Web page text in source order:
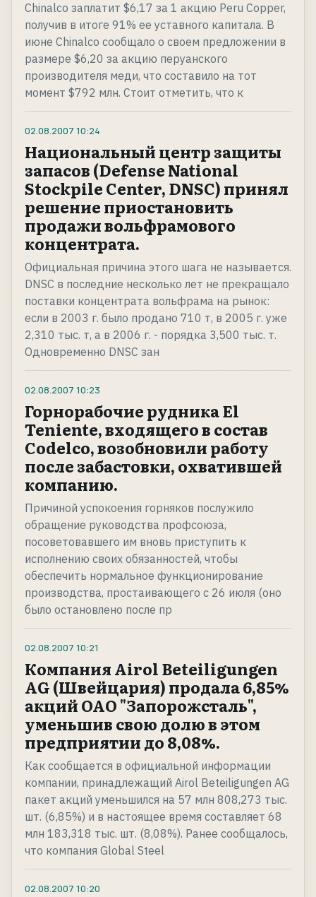
Chinalco заплатит $6,17 за 1 акцию Peru Copper,
получив в итоге 91% ее уставного капитала. В
июне Chinalco сообщало о своем предложении в
размере $6,20 за акцию перуанского
производителя меди, что составило на тот
момент $792 млн. Стоит отметить, что к
02.08.2007 10:24
Национальный центр защиты
запасов (Defense National
Stockpile Center, DNSC) принял
решение приостановить
продажи вольфрамового
концентрата.
Официальная причина этого шага не называется.
DNSC в последние несколько лет не прекращало
поставки концентрата вольфрама на рынок:
если в 2003 г. было продано 710 т, в 2005 г. уже
2,310 тыс. т, а в 2006 г. - порядка 3,500 тыс. т.
Одновременно DNSC зан
02.08.2007 10:23
Горнорабочие рудника El
Teniente, входящего в состав
Codelco, возобновили работу
после забастовки, охватившей
компанию.
Причиной успокоения горняков послужило
обращение руководства профсоюза,
посоветовавшего им вновь приступить к
исполнению своих обязанностей, чтобы
обеспечить нормальное функционирование
производства, простаивающего с 26 июля (оно
было остановлено после пр
02.08.2007 10:21
Компания Airol Beteiligungen
AG (Швейцария) продала 6,85%
акций ОАО "Запорожсталь",
уменьшив свою долю в этом
предприятии до 8,08%.
Как сообщается в официальной информации
компании, принадлежащий Airol Beteiligungen AG
пакет акций уменьшился на 57 млн 808,273 тыс.
шт. (6,85%) и в настоящее время составляет 68
млн 183,318 тыс. шт. (8,08%). Ранее сообщалось,
что компания Global Steel
02.08.2007 10:20